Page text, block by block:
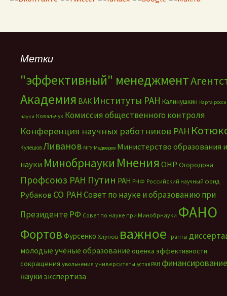
Метки
"эффективный" менеджмент
Академия ВАК Институты РАН Калинушкин Карта
науки Ковальчук Комиссия общественного контроля
Конференция научных работников РАН
Кулешов Ливанов МГУ Медведев Министерство образования и
науки Минобрнауки Мнения ОНР Огородова
Профсоюз РАН Путин РАН РНФ Российский научный фонд
Рубаков СО РАНСовет по науке и образованию при
Президенте РФ Совет по науке при Минобрнауки ФАНО
Фортов Фурсенко Хлунов важное гранты
молодые учёные образование оценка эффективности
сокращения увольнения университеты устав РАН финансирование
науки экспертиза